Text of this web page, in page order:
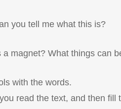
tell me what this is?
What things can
with the words.
read the text, and then fill